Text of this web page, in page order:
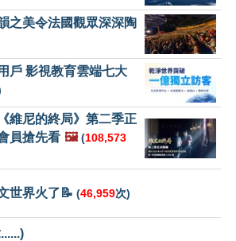
之美令法國觀眾深深陶
戶 影視教育雲端七大
維尼的終局》第二季正
員搶先看 🖼️ (108,573
世界火了📝 (46,959次)